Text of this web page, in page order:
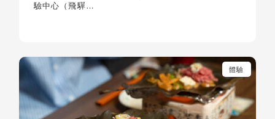
驗中心（飛驒…
體驗